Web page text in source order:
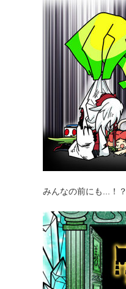
みんなの前にも...！？